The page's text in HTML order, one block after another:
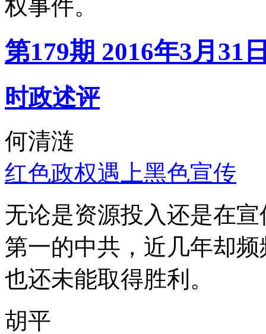
权事件。
第179期 2016年3月31
时政述评
何清涟
红色政权遇上黑色宣传
无论是资源投入还是在
第一的中共，近几年却
也还未能取得胜利。
胡平